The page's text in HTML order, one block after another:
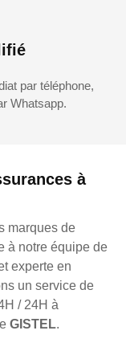
à
marques de
à notre équipe de
experte en
un service de
/ 24H à
GISTEL.
par téléphone,
Whatsapp.